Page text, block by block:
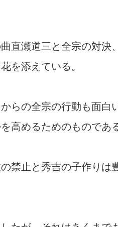
直瀬道三と全宗の対決
を添えている。
らの全宗の行動も面白
高めるためのものであ
禁止と秀吉の子作りは